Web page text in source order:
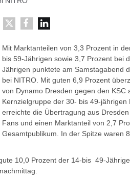
Mit Marktanteilen von 3,3 Prozent in
bis 59-Jährigen sowie 3,7 Prozent bei
Jährigen punktete am Samstagabend
bei NITRO. Mit guten 6,9 Prozent
von Dynamo Dresden gegen den KSC
Kernzielgruppe der 30- bis 49-jährigen
erreichte die Übertragung aus
Fans und einen Marktanteil von 2,7
Gesamtpublikum. In der Spitze waren
10,0 Prozent der 14-bis 49-